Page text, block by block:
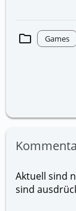
folder Games
Aktuell sind
sind